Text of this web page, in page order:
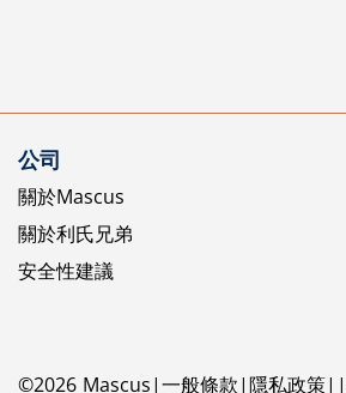
公司
關於Mascus
關於利氏兄弟
安全性建議
©2026 Mascus 一般條款 隱私政策